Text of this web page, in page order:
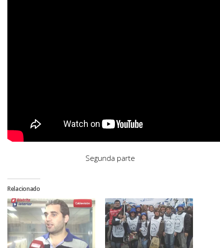
Segunda parte
Relacionado